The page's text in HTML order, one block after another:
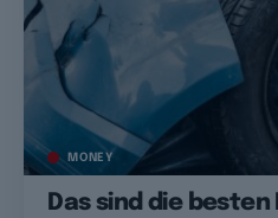
MONEY
Das sind die besten